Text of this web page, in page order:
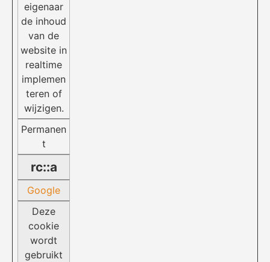
eigenaar
de inhoud
van de
website in
realtime
implemen
teren of
wijzigen.
Permanen
t
rc::a
Google
Deze
cookie
wordt
gebruikt